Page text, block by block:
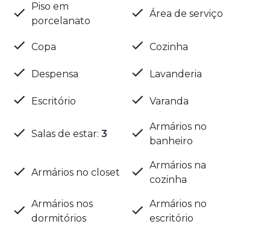
Piso em
porcelanato
Área de serviço
Copa Cozinha
Despensa Lavanderia
Escritório Varanda
Salas de estar: 3
Armários no
banheiro
Armários no closet
Armários na
cozinha
Armários nos
dormitórios
Armários no
escritório